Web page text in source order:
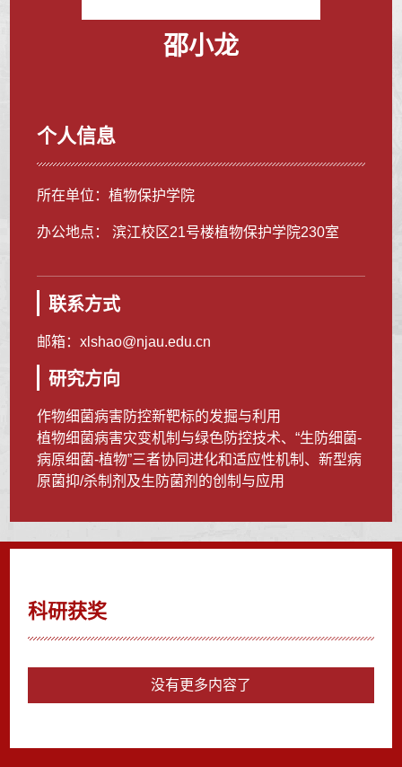
邵小龙
个人信息
所在单位：植物保护学院
办公地点： 滨江校区21号楼植物保护学院230室
联系方式
邮箱：xlshao@njau.edu.cn
研究方向
作物细菌病害防控新靶标的发掘与利用
植物细菌病害灾变机制与绿色防控技术、“生防细菌-
病原细菌-植物”三者协同进化和适应性机制、新型病
原菌抑/杀制剂及生防菌剂的创制与应用
科研获奖
没有更多内容了